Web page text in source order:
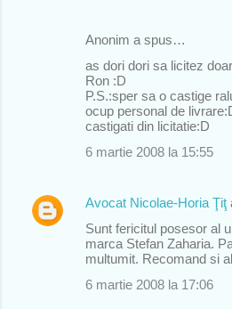
Anonim a spus…
as dori dori sa licitez
Ron :D
P.S.:sper sa o castige
ocup personal de
castigati din licitatie:D
6 martie 2008 la 15:55
Avocat Nicolae-Horia Ţiţ
Sunt fericitul posesor al
marca Stefan Zaharia.
multumit. Recomand si
6 martie 2008 la 17:06